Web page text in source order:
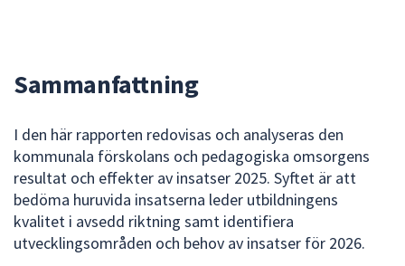
Sammanfattning
I den här rapporten redovisas och analyseras den
kommunala förskolans och pedagogiska omsorgens
resultat och effekter av insatser 2025. Syftet är att
bedöma huruvida insatserna leder utbildningens
kvalitet i avsedd riktning samt identifiera
utvecklingsområden och behov av insatser för 2026.